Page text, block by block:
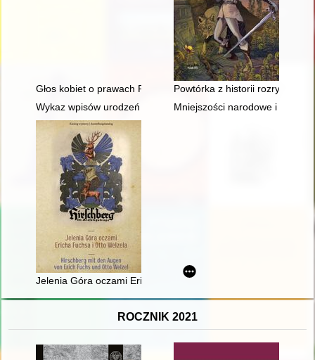
Głos kobiet o prawach Polek w świetle dokumentacji
Powtórka z historii rozrywki :
Wykaz wpisów urodzeń z lat: 1884-1913 w Parafii
Mniejszości narodowe i
Jelenia Góra oczami Ericha Fuchsa i Otto Welzela =
ROCZNIK 2021